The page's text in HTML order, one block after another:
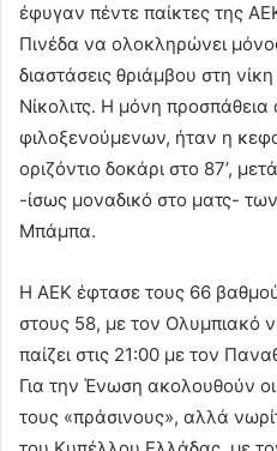
έφυγαν πέντε παίκτες της
Πινέδα να ολοκληρώνει
διαστάσεις θριάμβου στη
Νίκολιτς. Η μόνη
φιλοξενούμενων, ήταν η
οριζόντιο δοκάρι στο 87’,
-ίσως μοναδικό στο ματς-
Μπάμπα.
Η ΑΕΚ έφτασε τους 66
στους 58, με τον Ολυμπιακό
παίζει στις 21:00 με τον
Για την Ένωση ακολουθούν
τους «πράσινους», αλλά